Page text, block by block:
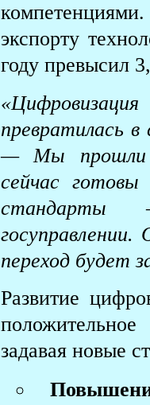
компетенциями.
экспорту
году превысил
превратилась
— Мы прошли
сейчас
стандарты
переход будет
Развитие
задавая новые